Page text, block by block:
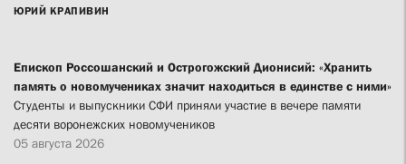
ЮРИЙ КРАПИВИН
Епископ Россошанский и Острогожский Дионисий: «Хранить
память о новомучениках значит находиться в единстве с ними»
Студенты и выпускники СФИ приняли участие в вечере памяти
десяти воронежских новомучеников
05 августа 2026